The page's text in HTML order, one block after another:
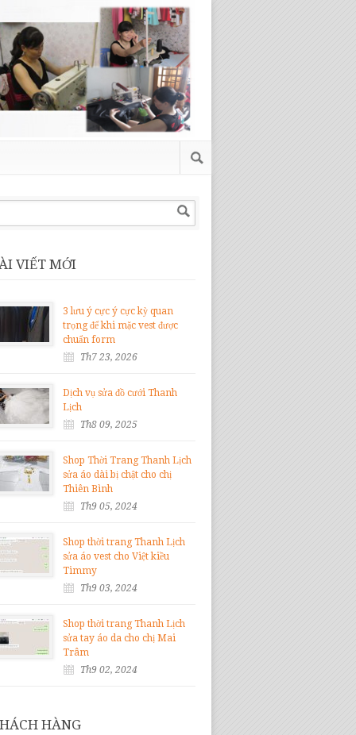
VIẾT MỚI
3 lưu ý cực ý cực kỳ quan
trọng để khi mặc vest được
chuẩn form
Th7 23, 2026
Dịch vụ sửa đồ cưới Thanh
Lịch
Th8 09, 2025
Shop Thời Trang Thanh Lịch
sửa áo dài bị chật cho chị
Thiên Bình
Th9 05, 2024
Shop thời trang Thanh Lịch
sửa áo vest cho Việt kiều
Timmy
Th9 03, 2024
Shop thời trang Thanh Lịch
sửa tay áo da cho chị Mai
Trâm
Th9 02, 2024
HÀNG